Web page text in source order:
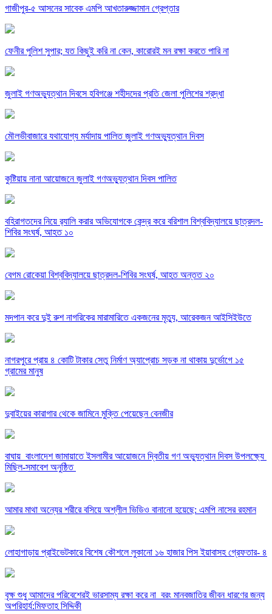
গাজীপুর-৫ আসনের সাবেক এমপি আখতারুজ্জামান গ্রেপ্তার
ফেনীর পুলিশ সুপার; যত কিছুই করি না কেন, কারোরই মন রক্ষা করতে পারি না
জুলাই গণঅভ্যুত্থান দিবসে হবিগঞ্জে শহীদদের প্রতি জেলা পুলিশের শ্রদ্ধা
মৌলভীবাজারে যথাযোগ্য মর্যাদায় পালিত জুলাই গণঅভ্যুত্থান দিবস
কুষ্টিয়ায় নানা আয়োজনে জুলাই গণঅভ্যুত্থান দিবস পালিত
বহিরাগতদের নিয়ে র‍্যালি করার অভিযোগকে কেন্দ্র করে বরিশাল বিশ্ববিদ্যালয়ে ছাত্রদল-
শিবির সংঘর্ষ, আহত ১০
বেগম রোকেয়া বিশ্ববিদ্যালয়ে ছাত্রদল-শিবির সংঘর্ষ, আহত অন্তত ২০
মদপান করে দুই রুশ নাগরিকের মারামারিতে একজনের মৃত্যু, আরেকজন আইসিইউতে
নাগরপুরে প্রায় ৪ কোটি টাকার সেতু নির্মাণ অ্যাপ্রোচ সড়ক না থাকায় দুর্ভোগে ১৫
গ্রামের মানুষ
দুবাইয়ের কারাগার থেকে জামিনে মুক্তি পেয়েছেন বেনজীর
বাঘায় বাংলাদেশ জামায়াতে ইসলামীর আয়োজনে দ্বিতীয় গণ অভ্যুত্থান দিবস উপলক্ষ্যে
মিছিল-সমাবেশ অনুষ্ঠিত
আমার মাথা অন্যের শরীরে বসিয়ে অশ্লীল ভিডিও বানানো হয়েছে: এমপি নাসের রহমান
লোহাগাড়ায় প্রাইভেটকারে বিশেষ কৌশলে লুকানো ১৬ হাজার পিস ইয়াবাসহ গ্রেফতার- ৪
বৃক্ষ শুধু আমাদের পরিবেশেরই ভারসাম্য রক্ষা করে না বরং মানবজাতির জীবন ধারণের জন্য
অপরিহার্য:মিফতাহ সিদ্দিকী